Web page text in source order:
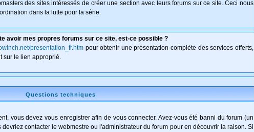
des sites intéressés de créer une section avec leurs forums sur ce site. Ceci nous
dans la lutte pour la série.
avoir mes propres forums sur ce site, est-ce possible ?
presentation_fr.htmpour obtenir une présentation complète des services offerts,
sur le lien approprié.
Questions techniques
vous devez vous enregistrer afin de vous connecter. Avez-vous été banni du forum (un
contacter le webmestre ou l'administrateur du forum pour en découvrir la raison. Si